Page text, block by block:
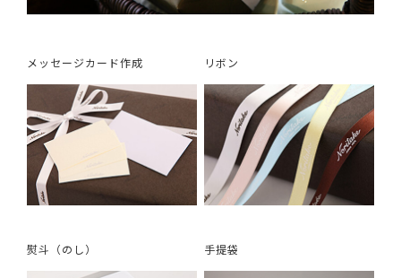
メッセージカード作成 リボン
熨斗（のし） 手提袋